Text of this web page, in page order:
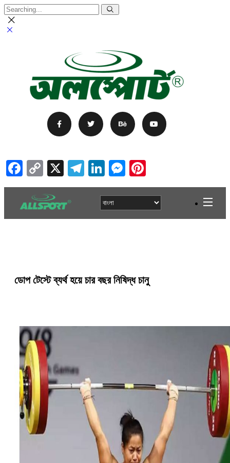
Facebook
Copy
Link
X Telegram
LinkedIn
Messenger
ডোপ টেস্টে ব্যর্থ হয়ে চার বছর নিষিদ্ধ চানু